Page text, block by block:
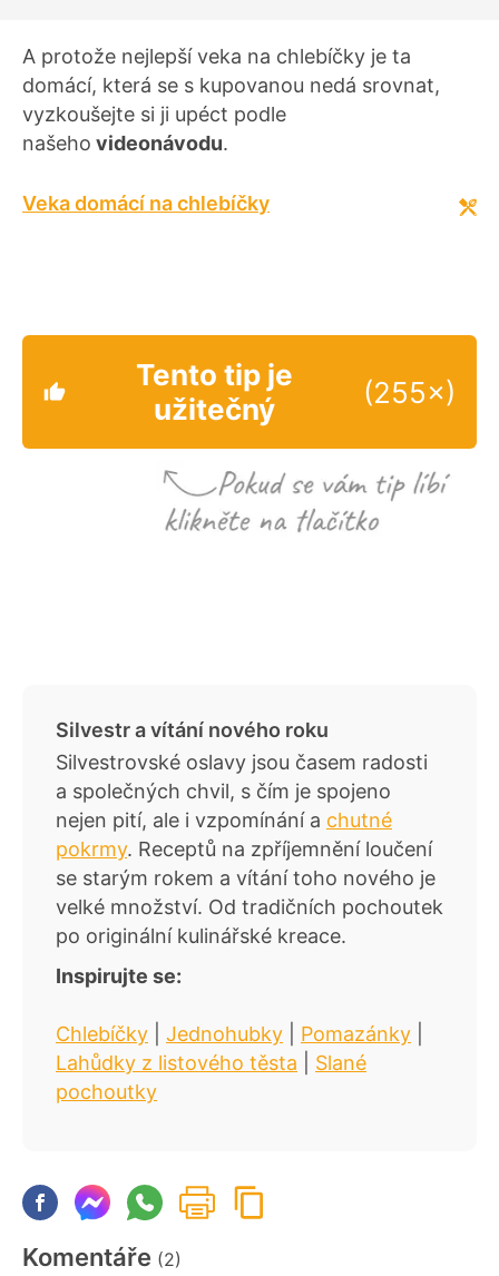
A protože nejlepší veka na chlebíčky je ta
domácí, která se s kupovanou nedá srovnat,
vyzkoušejte si ji upéct podle
našeho videonávodu.
Veka domácí na chlebíčky
Tento tip je
užitečný
(255×)
Silvestr a vítání nového roku
Silvestrovské oslavy jsou časem radosti
a společných chvil, s čím je spojeno
nejen pití, ale i vzpomínání a chutné
pokrmy. Receptů na zpříjemnění loučení
se starým rokem a vítání toho nového je
velké množství. Od tradičních pochoutek
po originální kulinářské kreace.
Inspirujte se:
Chlebíčky Jednohubky Pomazánky
Lahůdky z listového těsta
Slané
pochoutky
Komentáře (2)